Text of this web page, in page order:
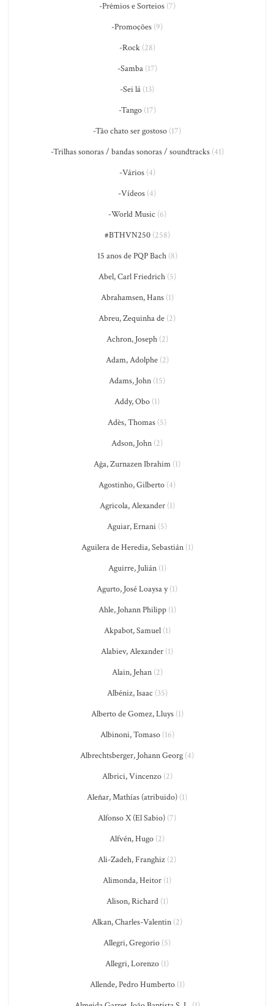
-Prêmios e Sorteios(7)
-Promoções (9)
-Rock(28)
-Samba(17)
-Sei lá (13)
-Tango(17)
-Tão chato ser gostoso (17)
-Trilhas sonoras / bandas sonoras / soundtracks(41)
-Vários(4)
-Vídeos (4)
-World Music (6)
#BTHVN250(258)
15 anos de PQP Bach(8)
Abel, Carl Friedrich(5)
Abrahamsen, Hans(1)
Abreu, Zequinha de (2)
Achron, Joseph(2)
Adam, Adolphe(2)
Adams, John (15)
Addy, Obo (1)
Adès, Thomas (5)
Adson, John (2)
Ağa, Zurnazen Ibrahim (1)
Agostinho, Gilberto (4)
Agricola, Alexander(1)
Aguiar, Ernani (5)
Aguilera de Heredia, Sebastián(1)
Aguirre, Julián(1)
Agurto, José Loaysa y(1)
Ahle, Johann Philipp(1)
Akpabot, Samuel(1)
Alabiev, Alexander (1)
Alain, Jehan(2)
Albéniz, Isaac (35)
Alberto de Gomez, Lluys(1)
Albinoni, Tomaso(16)
Albrechtsberger, Johann Georg (4)
Albrici, Vincenzo(2)
Aleñar, Mathías (atribuido) (1)
Alfonso X (El Sabio) (7)
Alfvén, Hugo (2)
Ali-Zadeh, Franghiz (2)
Alimonda, Heitor (1)
Alison, Richard(1)
Alkan, Charles-Valentin (2)
Allegri, Gregorio (5)
Allegri, Lorenzo (1)
Allende, Pedro Humberto(1)